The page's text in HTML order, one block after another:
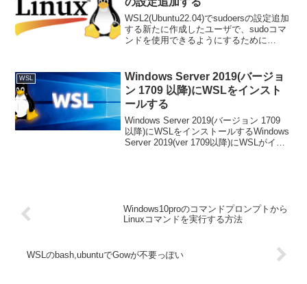
WSL2(Ubuntu22.04)でsudoersの設定追加
する新たに作成したユーザで、sudoコマ
ンドを使用できるようにするために
WSL
Windows Server 2019(バージョ
ン 1709 以降)にWSLをインスト
ールする
Windows Server 2019(バージョン 1709
以降)にWSLをインストールするWindows
Server 2019(ver 1709以降)にWSLがイン
Windows10proのコマンドプロンプトから
Linuxコマンドを実行する方法
WSLのbash,ubuntuでGowが不要っぽい